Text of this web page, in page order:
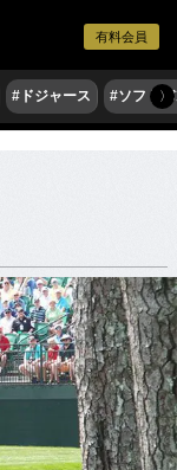
有料会員
#ドジャース #ソフト〉